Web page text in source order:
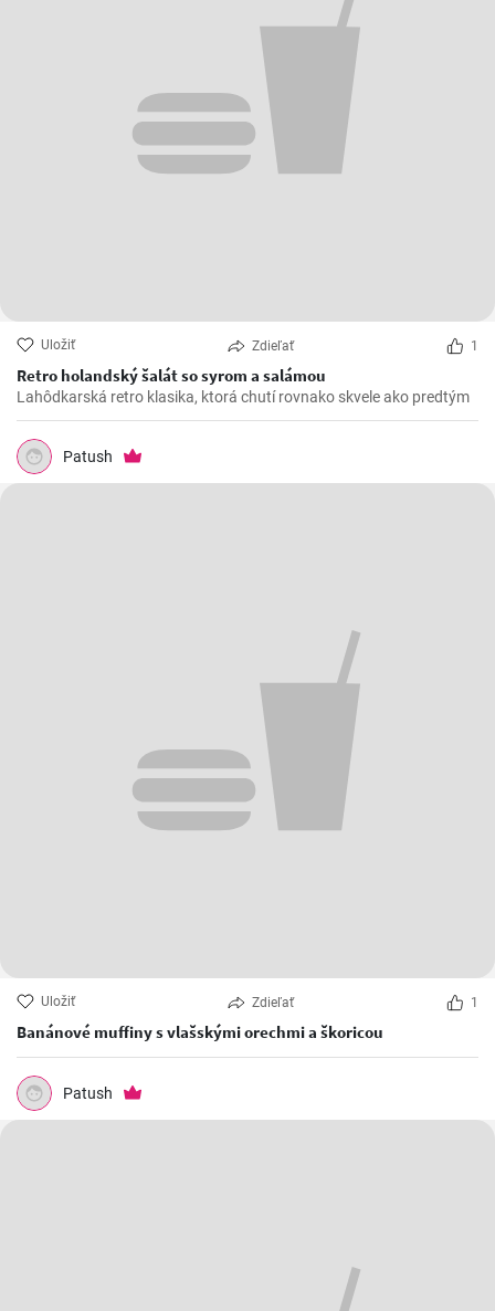
Uložiť Zdieľať 1
Retro holandský šalát so syrom a salámou
Lahôdkarská retro klasika, ktorá chutí rovnako skvele ako predtým
Patush
Uložiť Zdieľať 1
Banánové muffiny s vlašskými orechmi a škoricou
Patush